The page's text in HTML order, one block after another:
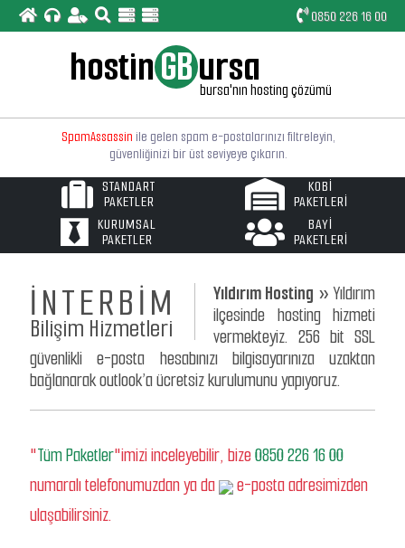
0850 226 16 00
bursa'nın hosting çözümü
hostinGBursa
E-postalarınızı bilgisayarıza, iphone ve android cep
kurabilirsiniz.
SpamAssassin ile gelen spam e-postalarınızı filtreleyin,
güvenliğinizi bir üst seviyeye çıkarın.
Linux tabanlı web sunucularımız "Bursa"lokasyonludur
ve PHP ile MySQL'in son sürümleri yüklüdür.
Basit arayüzlü"Türkçe Kontrol Paneli"ile hosting
işlemlerinizi çok daha rahat ve çabuk yapabileceksiniz.
Web sitemizde yayınlanan paketlerin dışındasize özel
web hostingpaketleri de oluşturulabilir.
STANDART
PAKETLER
KOBİ
PAKETLERİ
KURUMSAL
PAKETLER
BAYİ
PAKETLERİ
İNTERBİM
Bilişim Hizmetleri
Yıldırım Hosting » Yıldırım
ilçesinde hosting hizmeti
vermekteyiz. 256 bit SSL
güvenlikli e-posta hesabınızı bilgisayarınıza uzaktan
bağlanarak outlook’a ücretsiz kurulumunu yapıyoruz.
"Tüm Paketler"imizi inceleyebilir, bize0850 226 16 00
numaralı telefonumuzdan ya da
e-posta adresimizden
ulaşabilirsiniz.